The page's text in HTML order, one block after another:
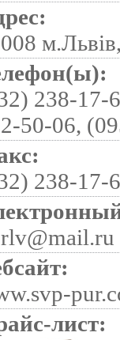
238-17-
50-06,
238-17-
лист: